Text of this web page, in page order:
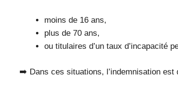
moins de 16 ans,
plus de 70 ans,
ou titulaires d’un taux d’incapacité
➡️ Dans ces situations, l’indemnisation est